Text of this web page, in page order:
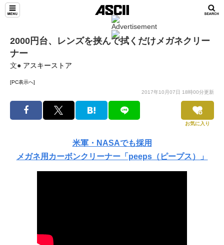
2000円台、レンズを挟んで拭くだけメガネクリー
ナー
文● アスキーストア
[PC表示へ]
2017年10月07日 18時00分更新
お気に入り
米軍・NASAでも採用
メガネ用カーボンクリーナー「peeps（ピープス）」